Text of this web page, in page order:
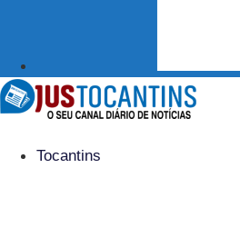
Tocantins